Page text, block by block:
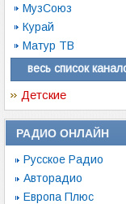
МузСоюз
Курай
Матур ТВ
весь список
Детские
РАДИО ОНЛАЙН
Русское Радио
Авторадио
Европа Плюс